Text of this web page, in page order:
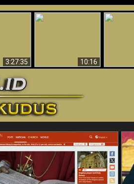
3:27:35
Final)
10:16